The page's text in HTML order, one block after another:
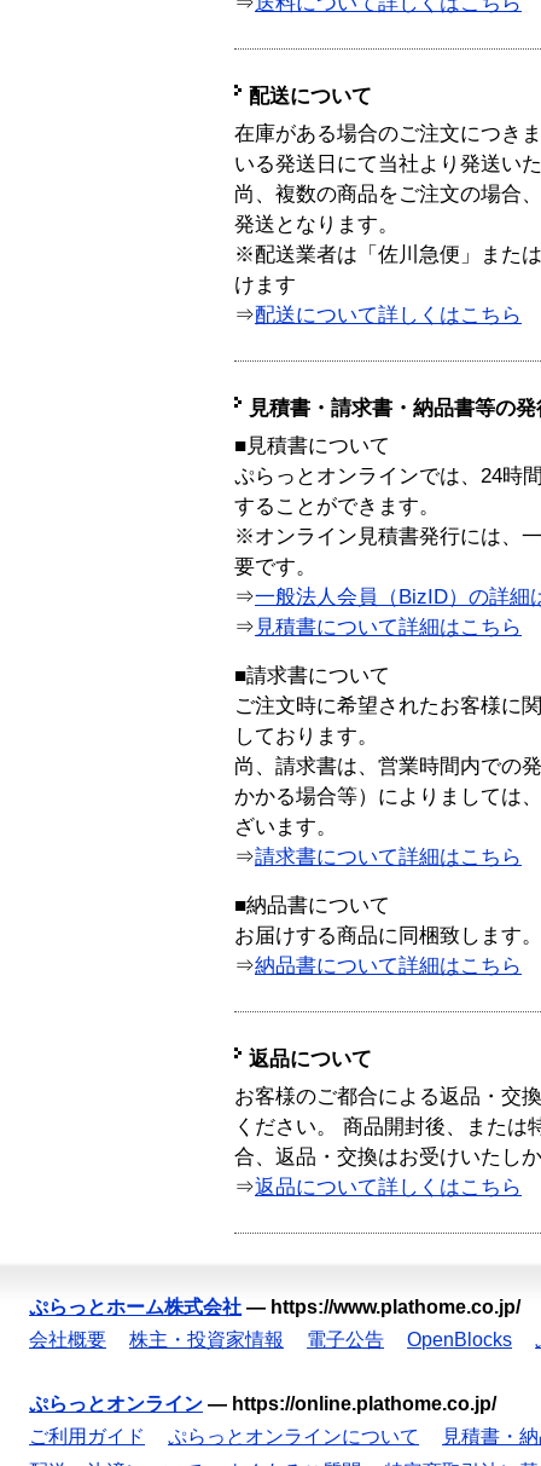
配送について
在庫がある場合のご注文につき
いる発送日にて当社より発送い
尚、複数の商品をご注文の場合
発送となります。
※配送業者は「佐川急便」また
けます
⇒配送について詳しくはこちら
見積書・請求書・納品書等の
■見積書について
ぷらっとオンラインでは、24時
することができます。
※オンライン見積書発行には、
要です。
⇒一般法人会員（BizID）の詳細
⇒ 見積書について詳細はこちら
■請求書について
ご注文時に希望されたお客様に
しております。
尚、請求書は、営業時間内での
かかる場合等）によりましては
ざいます。
⇒請求書について詳細はこちら
■納品書について
お届けする商品に同梱致します。
⇒納品書について詳細はこちら
返品について
お客様のご都合による返品・交
ください。 商品開封後、または
合、返品・交換はお受けいたし
⇒返品について詳しくはこちら
ぷらっとホーム株式会社 — https://www.plathome.co.jp/
会社概要
株主・投資家情報 電子公告 OpenBlocks
ぷらっとオンライン — https://online.plathome.co.jp/
ご利用ガイド
ぷらっとオンラインについて
見積書・